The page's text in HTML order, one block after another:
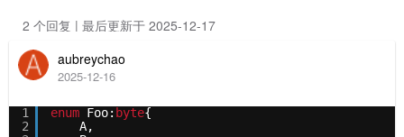
2 个回复 | 最后更新于 2025-12-17
aubreychao
2025-12-16
1
2
enum Foo: byte{
A,